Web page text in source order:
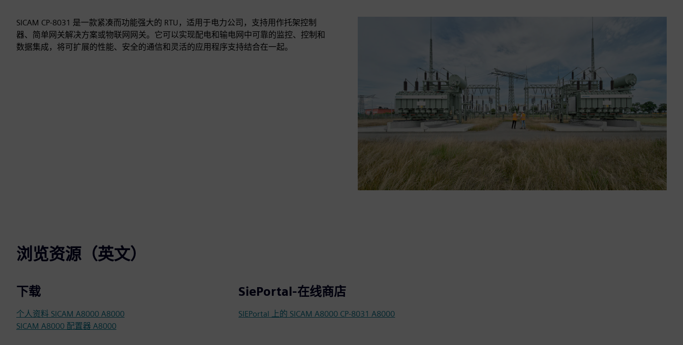
SICAM CP‑8031 是一款紧凑而功能强大的 RTU，适用于电力公司，支持用作托架控制
器、简单网关解决方案或物联网网关。它可以实现配电和输电网中可靠的监控、控制和
数据集成，将可扩展的性能、安全的通信和灵活的应用程序支持结合在一起。
浏览资源（英文）
下载
个人资料 SICAM A8000 A8000
SICAM A8000 配置器 A8000
SiePortal-在线商店
SIEPortal 上的 SICAM A8000 CP-8031 A8000